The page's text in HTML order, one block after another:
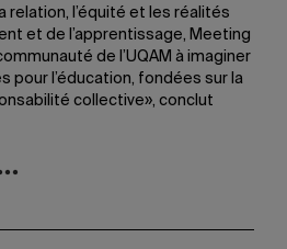
relation, l’équité et les réalités
et de l’apprentissage, Meeting
de l’UQAM à imaginer
pour l’éducation, fondées sur la
collective», conclut